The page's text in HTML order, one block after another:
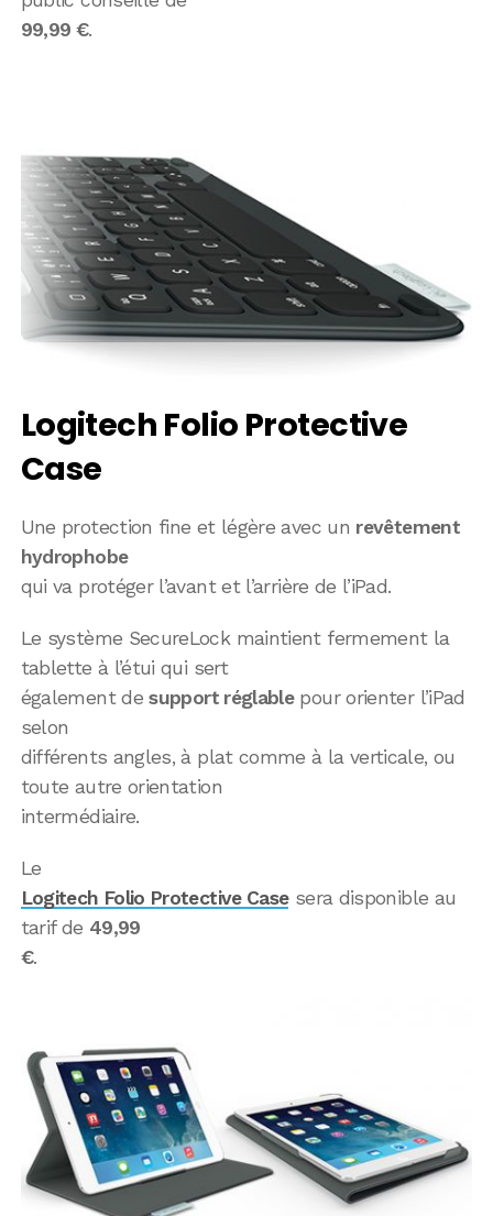
99,99 €.
Logitech Folio Protective
Case
Une protection fine et légère avec un revêtement
hydrophobe
qui va protéger l’avant et l’arrière de l’iPad.
Le système SecureLock maintient fermement la
tablette à l’étui qui sert
également desupport réglablepour orienter l’iPad
selon
différents angles, à plat comme à la verticale, ou
toute autre orientation
intermédiaire.
Le
Logitech Folio Protective Casesera disponible au
tarif de 49,99
€.